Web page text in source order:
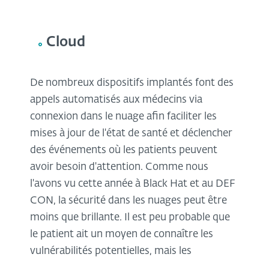
Cloud
De nombreux dispositifs implantés font des
appels automatisés aux médecins via
connexion dans le nuage afin faciliter les
mises à jour de l'état de santé et déclencher
des événements où les patients peuvent
avoir besoin d'attention. Comme nous
l'avons vu cette année à Black Hat et au DEF
CON, la sécurité dans les nuages peut être
moins que brillante. Il est peu probable que
le patient ait un moyen de connaître les
vulnérabilités potentielles, mais les